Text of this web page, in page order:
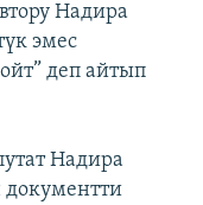
Надира
эмес
деп айтып
Надира
документти